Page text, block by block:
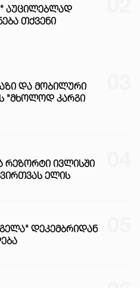
ᲐᲣᲪᲘᲚᲔᲑᲚᲐᲓ
ᲗᲥᲕᲔᲜᲘ
ᲓᲐ ᲛᲝᲑᲘᲚᲣᲠᲘ
"ᲛᲮᲝᲚᲝᲓ ᲙᲐᲠᲒᲘ
ᲠᲔᲖᲝᲠᲢᲘ ᲘᲕᲚᲘᲡᲨᲘ
ᲔᲚᲘᲡ
ᲓᲔᲙᲔᲛᲑᲠᲘᲓᲐᲜ